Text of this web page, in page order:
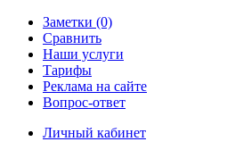
Заметки (0)
Сравнить
Наши услуги
Тарифы
Реклама на сайте
Вопрос-ответ
Личный кабинет